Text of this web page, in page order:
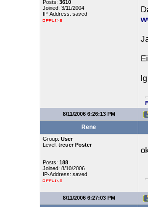
Posts: 3610
Joined: 3/11/2004
IP-Address: saved
lg
8/11/2006 6:26:13 PM
Rene
Group: User
Level: treuer Poster
Posts: 188
Joined: 8/10/2006
IP-Address: saved
8/11/2006 6:27:03 PM